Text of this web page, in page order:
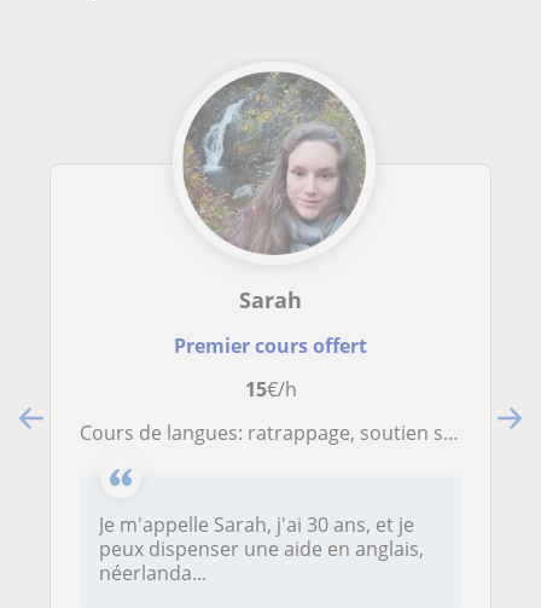
Sarah
Premier cours offert
15€/h
Cours de langues: ratrappage, soutien scolaire et aide aux devoirs
Je m'appelle Sarah, j'ai 30 ans, et je
peux dispenser une aide en anglais,
néerlanda...